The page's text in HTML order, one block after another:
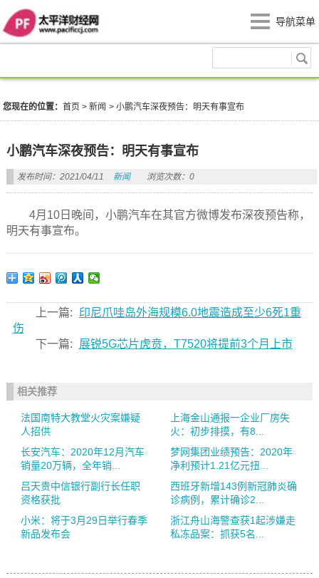
导航菜单
您现在的位置：首页 >新闻 >小鹏汽车深夜预告：明天有事宣布
小鹏汽车深夜预告：明天有事宣布
发布时间：2021/04/11 新闻 浏览次数：0
4月10日晚间，小鹏汽车在其官方微博发布深夜预告称，
明天有事宣布。
上一篇:
印尼爪哇岛外海规模6.0地震造成至少6死1重
伤
下一篇:
展锐5G芯片虎贲，T7520将提前3个月上市
相关推荐
法国南特大教堂火灾案嫌疑
人招供
上海金山通报一企业厂房失
火：初步排摸，有8...
长安汽车：2020年12月汽车
销量20万辆，全年销...
梦网集团业绩预告：2020年
净利预计1.21亿元扭...
吕天贵中信银行副行长任职
资格获批
西班牙新增143例新冠肺炎确
诊病例，累计确诊2...
小米：将于3月29日举行春季
新品发布会
浙江舟山海警查获1起涉嫌走
私冻品案：抓获5名...